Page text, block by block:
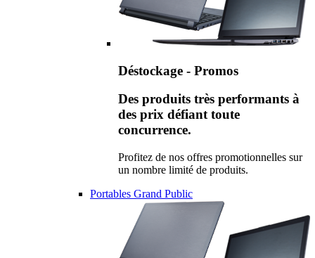
Déstockage - Promos
Des produits très performants à
des prix défiant toute
concurrence.
Profitez de nos offres promotionnelles sur
un nombre limité de produits.
Portables Grand Public